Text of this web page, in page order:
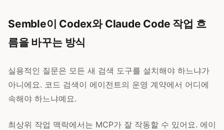
Semble이 Codex와 Claude Code 작업 흐
름을 바꾸는 방식
실용적인 질문은 모든 새 검색 도구를 설치해야 하느냐가
아니에요. 코드 검색이 에이전트의 운영 계약에서 어디에
속해야 하느냐예요.
최상위 작업 맥락에서는 MCP가 잘 작동할 수 있어요. 에이